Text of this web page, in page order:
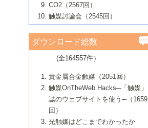
6号 イオニクス材料と燃料電池・電解合成
の最新の研究動向
B号 第117回触媒討論会（2016年・大阪府
立大学）
6号 ナノシート
B号 第115回触媒討論会（2015年・成蹊大
6号 ポリオキソメタレート
B号 第113回触媒討論会（2014年・ロワジ
ールホテル豊橋）
6号 ナノ空間─吸着状態解析から新機能開拓
B号 第111回触媒討論会（2013年・関西大
5号 光触媒による物質変換反応の新展開
6号 グラフェン
7号 水素を利用する化成品合成の新潮流
5号 不活性結合の触媒的活性化による有機
合成
6号 新しい固体酸触媒技術
7号 ゼオライト合成における最近の進歩
4号 活性サイトおよびその環境の精密な設
計による触媒の高機能化
5号 触媒を有効に使うための技術
7号 有機分子触媒による精密有機合成
8号 高機能化ポリオレフィンに向けた重合
触媒の最近の進展
3号 環境浄化用光触媒の現状と課題
4号 水素社会の実現に向けた水素製造・貯
蔵技術の進歩
5号 CO2が関わる触媒・材料
7号 持続可能社会実現のための触媒および
触媒関連技術
そして未来
2号 第101回触媒討論会
4号 錯体を利用したユニークな表面構造の
構築と機能
5号 若手会員による触媒研究の未来展望1：
企業編
6号 第102回触媒討論会
7号 触媒・化学反応における計算化学の進
1号 含フッ素化合物の合成と触媒
2号 第99回触媒討論会
3号 実用的ファインケミカル合成プロセス
を実現する触媒
5号 こんな物質，あんな物質―新たな触媒
の可能性―
7号 『結晶の化学』を活かした触媒研究
▼48巻（2006年）
1号 固体酸触媒の最近の進歩
2号 第97回触媒討論会
3号 リビング重合触媒の最近の展開
5号 水素製造・貯蔵のための触媒技術の新
しい展開
6号 第98回触媒討論会
7号 基礎化学品製造の触媒技術
1号 最近の触媒担体とその効果
2号 第95回触媒討論会
4号 水分解用光触媒材料
5号 時間分解分光の進歩と応用
6号 第96回触媒討論会
▼46巻（2004年）
1号 部分酸化反応触媒の最前線
2号 第93回触媒討論会
3号 特殊エネルギー場の触媒反応
4号 生体内における金属の触媒作用
5号 ファインケミカルズの展開に寄与する
▼45巻（2003年）
1号 なぜこの触媒が良いのか？
2号 第91回触媒討論会
3号 最近の自動車排ガス処理技術
4号 触媒研究の現状と将来─第90回触媒討論
▼44巻（2002年）
1号 高次制御された触媒の化学
2号 第89回触媒討論会
3号 触媒を利用した電気化学の新展開
▼43巻（2001年）
1号 グリーンケミストリーと触媒
2号 第87回触媒討論会特集号
▼42巻（2000年）
1号 触媒反応工学の明日を拓く
▼41巻（1999年）
CO2（2567回）
触媒討論会（2545回）
ダウンロード総数
(全164557件）
貴金属合金触媒（2051回）
触媒OnTheWeb Hacks─「触媒」
誌のウェブサイトを使う─（1659
回）
光触媒はどこまでわかったか